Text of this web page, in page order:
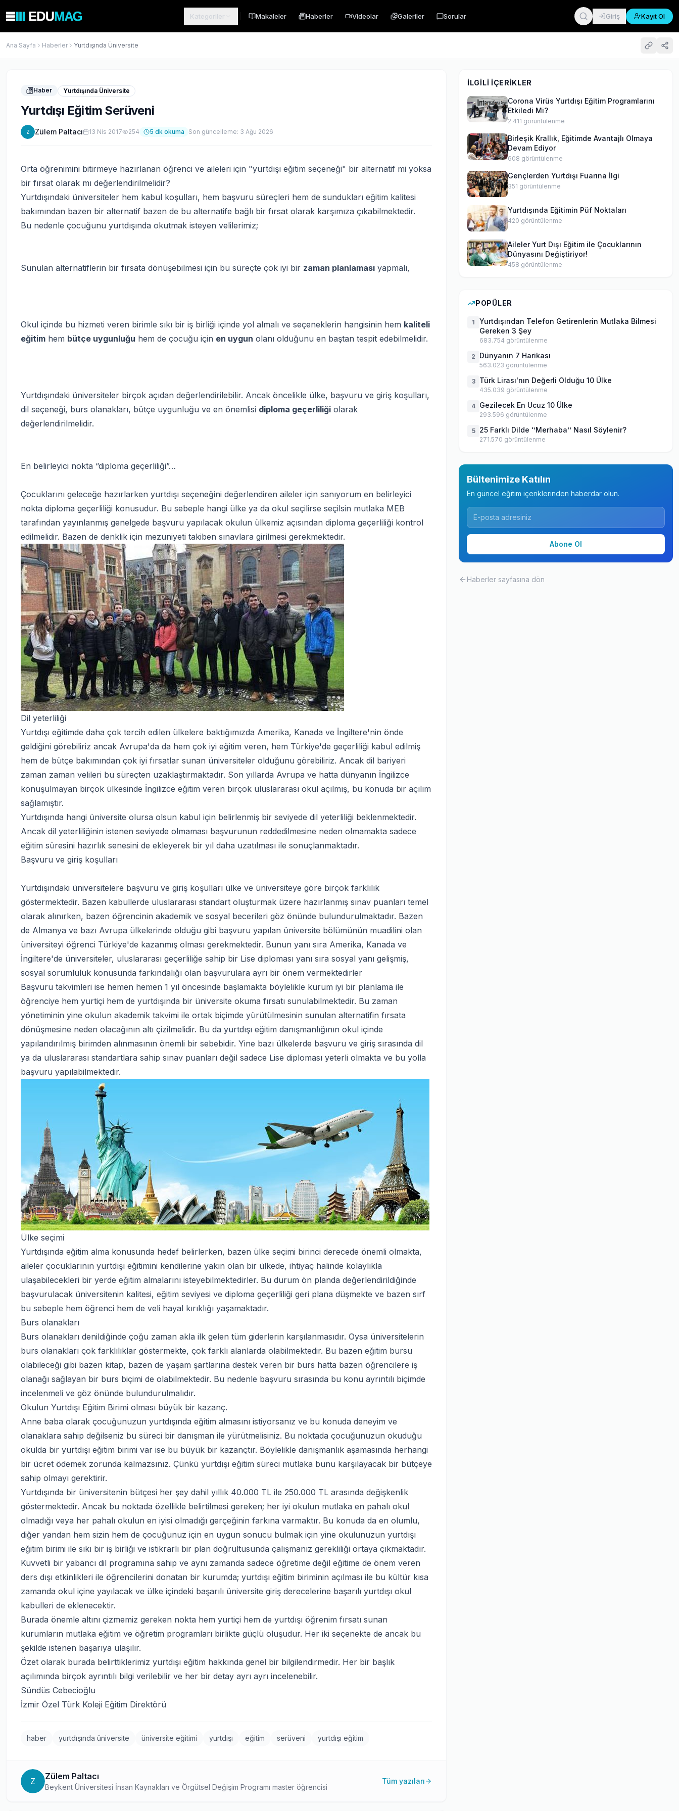
Kategoriler Makaleler Haberler Videolar Galeriler Sorular Giriş Kayıt Ol
Ana Sayfa Haberler Yurtdışında Üniversite
Haber Yurtdışında Üniversite
Yurtdışı Eğitim Serüveni
Z Zülem Paltacı 13 Nis 2017 254 5 dk okuma Son güncelleme: 3 Ağu 2026
Orta öğrenimini bitirmeye hazırlanan öğrenci ve aileleri için "yurtdışı eğitim seçeneği" bir alternatif mi yoksa
bir fırsat olarak mı değerlendirilmelidir?
Yurtdışındaki üniversiteler hem kabul koşulları, hem başvuru süreçleri hem de sundukları eğitim kalitesi
bakımından bazen bir alternatif bazen de bu alternatife bağlı bir fırsat olarak karşımıza çıkabilmektedir.
Bu nedenle çocuğunu yurtdışında okutmak isteyen velilerimiz;
Sunulan alternatiflerin bir fırsata dönüşebilmesi için bu süreçte çok iyi bir zaman planlaması yapmalı,
Okul içinde bu hizmeti veren birimle sıkı bir iş birliği içinde yol almalı ve seçeneklerin hangisinin hem kaliteli
eğitim hem bütçe uygunluğu hem de çocuğu için en uygun olanı olduğunu en baştan tespit edebilmelidir.
Yurtdışındaki üniversiteler birçok açıdan değerlendirilebilir. Ancak öncelikle ülke, başvuru ve giriş koşulları,
dil seçeneği, burs olanakları, bütçe uygunluğu ve en önemlisi diploma geçerliliği olarak
değerlendirilmelidir.
En belirleyici nokta “diploma geçerliliği”…
Çocuklarını geleceğe hazırlarken yurtdışı seçeneğini değerlendiren aileler için sanıyorum en belirleyici
nokta diploma geçerliliği konusudur. Bu sebeple hangi ülke ya da okul seçilirse seçilsin mutlaka MEB
tarafından yayınlanmış genelgede başvuru yapılacak okulun ülkemiz açısından diploma geçerliliği kontrol
edilmelidir. Bazen de denklik için mezuniyeti takiben sınavlara girilmesi gerekmektedir.
Dil yeterliliği
Yurtdışı eğitimde daha çok tercih edilen ülkelere baktığımızda Amerika, Kanada ve İngiltere'nin önde
geldiğini görebiliriz ancak Avrupa'da da hem çok iyi eğitim veren, hem Türkiye'de geçerliliği kabul edilmiş
hem de bütçe bakımından çok iyi fırsatlar sunan üniversiteler olduğunu görebiliriz. Ancak dil bariyeri
zaman zaman velileri bu süreçten uzaklaştırmaktadır. Son yıllarda Avrupa ve hatta dünyanın İngilizce
konuşulmayan birçok ülkesinde İngilizce eğitim veren birçok uluslararası okul açılmış, bu konuda bir açılım
sağlamıştır.
Yurtdışında hangi üniversite olursa olsun kabul için belirlenmiş bir seviyede dil yeterliliği beklenmektedir.
Ancak dil yeterliliğinin istenen seviyede olmaması başvurunun reddedilmesine neden olmamakta sadece
eğitim süresini hazırlık senesini de ekleyerek bir yıl daha uzatılması ile sonuçlanmaktadır.
Başvuru ve giriş koşulları
Yurtdışındaki üniversitelere başvuru ve giriş koşulları ülke ve üniversiteye göre birçok farklılık
göstermektedir. Bazen kabullerde uluslararası standart oluşturmak üzere hazırlanmış sınav puanları temel
olarak alınırken, bazen öğrencinin akademik ve sosyal becerileri göz önünde bulundurulmaktadır. Bazen
de Almanya ve bazı Avrupa ülkelerinde olduğu gibi başvuru yapılan üniversite bölümünün muadilini olan
üniversiteyi öğrenci Türkiye'de kazanmış olması gerekmektedir. Bunun yanı sıra Amerika, Kanada ve
İngiltere'de üniversiteler, uluslararası geçerliliğe sahip bir Lise diploması yanı sıra sosyal yanı gelişmiş,
sosyal sorumluluk konusunda farkındalığı olan başvurulara ayrı bir önem vermektedirler
Başvuru takvimleri ise hemen hemen 1 yıl öncesinde başlamakta böylelikle kurum iyi bir planlama ile
öğrenciye hem yurtiçi hem de yurtdışında bir üniversite okuma fırsatı sunulabilmektedir. Bu zaman
yönetiminin yine okulun akademik takvimi ile ortak biçimde yürütülmesinin sunulan alternatifin fırsata
dönüşmesine neden olacağının altı çizilmelidir. Bu da yurtdışı eğitim danışmanlığının okul içinde
yapılandırılmış birimden alınmasının önemli bir sebebidir. Yine bazı ülkelerde başvuru ve giriş sırasında dil
ya da uluslararası standartlara sahip sınav puanları değil sadece Lise diploması yeterli olmakta ve bu yolla
başvuru yapılabilmektedir.
Ülke seçimi
Yurtdışında eğitim alma konusunda hedef belirlerken, bazen ülke seçimi birinci derecede önemli olmakta,
aileler çocuklarının yurtdışı eğitimini kendilerine yakın olan bir ülkede, ihtiyaç halinde kolaylıkla
ulaşabilecekleri bir yerde eğitim almalarını isteyebilmektedirler. Bu durum ön planda değerlendirildiğinde
başvurulacak üniversitenin kalitesi, eğitim seviyesi ve diploma geçerliliği geri plana düşmekte ve bazen sırf
bu sebeple hem öğrenci hem de veli hayal kırıklığı yaşamaktadır.
Burs olanakları
Burs olanakları denildiğinde çoğu zaman akla ilk gelen tüm giderlerin karşılanmasıdır. Oysa üniversitelerin
burs olanakları çok farklılıklar göstermekte, çok farklı alanlarda olabilmektedir. Bu bazen eğitim bursu
olabileceği gibi bazen kitap, bazen de yaşam şartlarına destek veren bir burs hatta bazen öğrencilere iş
olanağı sağlayan bir burs biçimi de olabilmektedir. Bu nedenle başvuru sırasında bu konu ayrıntılı biçimde
incelenmeli ve göz önünde bulundurulmalıdır.
Okulun Yurtdışı Eğitim Birimi olması büyük bir kazanç.
Anne baba olarak çocuğunuzun yurtdışında eğitim almasını istiyorsanız ve bu konuda deneyim ve
olanaklara sahip değilseniz bu süreci bir danışman ile yürütmelisiniz. Bu noktada çocuğunuzun okuduğu
okulda bir yurtdışı eğitim birimi var ise bu büyük bir kazançtır. Böylelikle danışmanlık aşamasında herhangi
bir ücret ödemek zorunda kalmazsınız. Çünkü yurtdışı eğitim süreci mutlaka bunu karşılayacak bir bütçeye
sahip olmayı gerektirir.
Yurtdışında bir üniversitenin bütçesi her şey dahil yıllık 40.000 TL ile 250.000 TL arasında değişkenlik
göstermektedir. Ancak bu noktada özellikle belirtilmesi gereken; her iyi okulun mutlaka en pahalı okul
olmadığı veya her pahalı okulun en iyisi olmadığı gerçeğinin farkına varmaktır. Bu konuda da en olumlu,
diğer yandan hem sizin hem de çocuğunuz için en uygun sonucu bulmak için yine okulunuzun yurtdışı
eğitim birimi ile sıkı bir iş birliği ve istikrarlı bir plan doğrultusunda çalışmanız gerekliliği ortaya çıkmaktadır.
Kuvvetli bir yabancı dil programına sahip ve aynı zamanda sadece öğretime değil eğitime de önem veren
ders dışı etkinlikleri ile öğrencilerini donatan bir kurumda; yurtdışı eğitim biriminin açılması ile bu kültür kısa
zamanda okul içine yayılacak ve ülke içindeki başarılı üniversite giriş derecelerine başarılı yurtdışı okul
kabulleri de eklenecektir.
Burada önemle altını çizmemiz gereken nokta hem yurtiçi hem de yurtdışı öğrenim fırsatı sunan
kurumların mutlaka eğitim ve öğretim programları birlikte güçlü oluşudur. Her iki seçenekte de ancak bu
şekilde istenen başarıya ulaşılır.
Özet olarak burada belirttiklerimiz yurtdışı eğitim hakkında genel bir bilgilendirmedir. Her bir başlık
açılımında birçok ayrıntılı bilgi verilebilir ve her bir detay ayrı ayrı incelenebilir.
Sündüs Cebecioğlu
İzmir Özel Türk Koleji Eğitim Direktörü
haber yurtdışında üniversite üniversite eğitimi yurtdışı eğitim serüveni yurtdışı eğitim
Z Zülem Paltacı
Beykent Üniversitesi İnsan Kaynakları ve Örgütsel Değişim Programı master öğrencisi
Tüm yazıları
İLGILI İÇERIKLER
Corona Virüs Yurtdışı Eğitim Programlarını
Etkiledi Mi?
2.411 görüntülenme
Birleşik Krallık, Eğitimde Avantajlı Olmaya
Devam Ediyor
608 görüntülenme
Gençlerden Yurtdışı Fuarına İlgi
351 görüntülenme
Yurtdışında Eğitimin Püf Noktaları
420 görüntülenme
Aileler Yurt Dışı Eğitim ile Çocuklarının
Dünyasını Değiştiriyor!
458 görüntülenme
POPÜLER
1
Yurtdışından Telefon Getirenlerin Mutlaka Bilmesi
Gereken 3 Şey
683.754 görüntülenme
2 Dünyanın 7 Harikası
563.023 görüntülenme
3 Türk Lirası'nın Değerli Olduğu 10 Ülke
435.039 görüntülenme
4 Gezilecek En Ucuz 10 Ülke
293.596 görüntülenme
5 25 Farklı Dilde ‘’Merhaba’’ Nasıl Söylenir?
271.570 görüntülenme
Bültenimize Katılın
En güncel eğitim içeriklerinden haberdar olun.
Abone Ol
Haberler sayfasına dön